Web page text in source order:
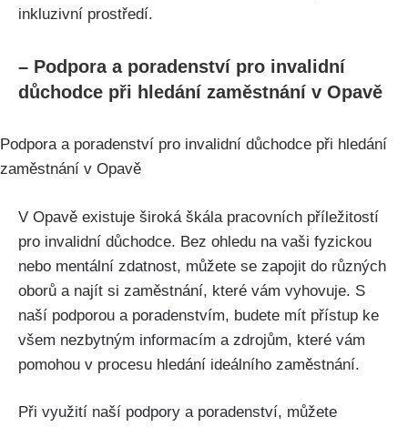
inkluzivní prostředí.
– Podpora a poradenství pro invalidní
důchodce při hledání zaměstnání v Opavě
Podpora a poradenství pro invalidní důchodce při hledání
zaměstnání v Opavě
V Opavě existuje široká škála pracovních příležitostí
pro invalidní důchodce. Bez ohledu na vaši fyzickou
nebo mentální zdatnost, můžete se zapojit do různých
oborů a najít si zaměstnání, které vám vyhovuje. S
naší podporou a poradenstvím, budete mít přístup ke
všem nezbytným informacím a zdrojům, které vám
pomohou v procesu hledání ideálního zaměstnání.
Při využití naší podpory a poradenství, můžete